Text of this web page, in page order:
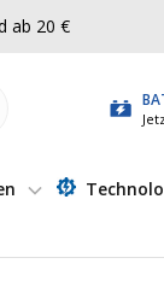
ab 20 €